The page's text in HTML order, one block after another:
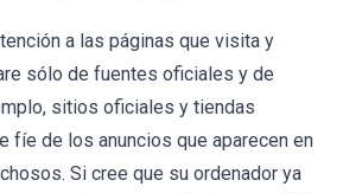
a las páginas que visita y
sólo de fuentes oficiales y de
sitios oficiales y tiendas
fíe de los anuncios que aparecen en
Si cree que su ordenador ya